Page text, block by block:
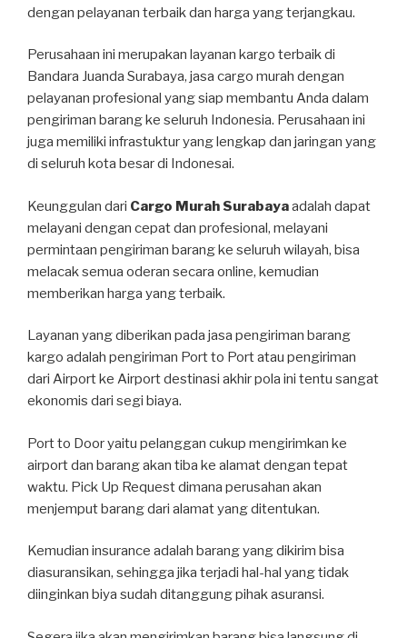
dengan pelayanan terbaik dan harga yang terjangkau.
Perusahaan ini merupakan layanan kargo terbaik di
Bandara Juanda Surabaya, jasa cargo murah dengan
pelayanan profesional yang siap membantu Anda dalam
pengiriman barang ke seluruh Indonesia. Perusahaan ini
juga memiliki infrastuktur yang lengkap dan jaringan yang
di seluruh kota besar di Indonesai.
Keunggulan dari Cargo Murah Surabayaadalah dapat
melayani dengan cepat dan profesional, melayani
permintaan pengiriman barang ke seluruh wilayah, bisa
melacak semua oderan secara online, kemudian
memberikan harga yang terbaik.
Layanan yang diberikan pada jasa pengiriman barang
kargo adalah pengiriman Port to Port atau pengiriman
dari Airport ke Airport destinasi akhir pola ini tentu sangat
ekonomis dari segi biaya.
Port to Door yaitu pelanggan cukup mengirimkan ke
airport dan barang akan tiba ke alamat dengan tepat
waktu. Pick Up Request dimana perusahan akan
menjemput barang dari alamat yang ditentukan.
Kemudian insurance adalah barang yang dikirim bisa
diasuransikan, sehingga jika terjadi hal-hal yang tidak
diinginkan biya sudah ditanggung pihak asuransi.